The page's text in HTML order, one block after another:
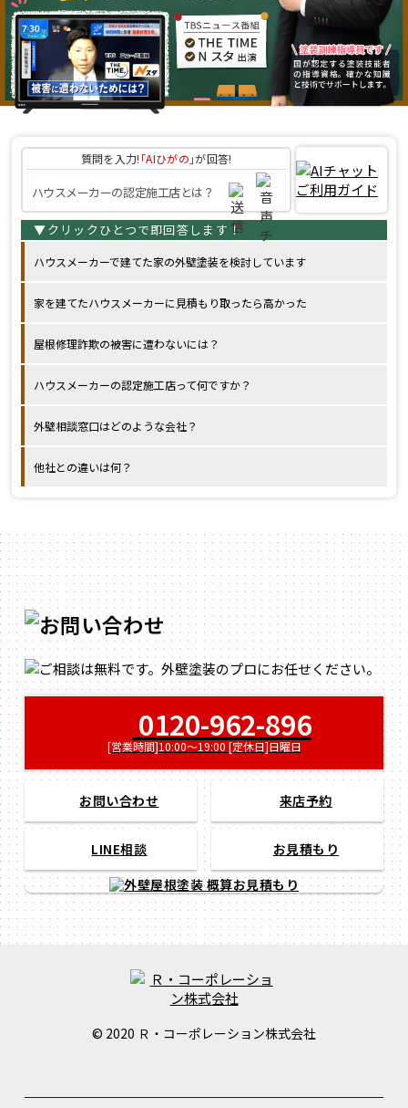
質問を入力! ｢AIひがの｣が回答!
ハウスメーカーで建てた家の外壁塗装を検討しています
家を建てたハウスメーカーに見積もり取ったら高かった
屋根修理詐欺の被害に遭わないには？
ハウスメーカーの認定施工店って何ですか？
外壁相談窓口はどのような会社？
他社との違いは何？
0120-962-896
[営業時間]10:00～19:00 [定休日]日曜日
お問い合わせ 来店予約
LINE相談 お見積もり
© 2020 Ｒ・コーポレーション株式会社